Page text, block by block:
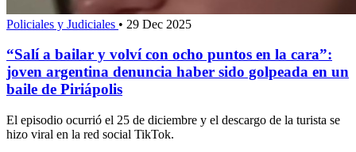
Policiales y Judiciales • 29 Dec 2025
“Salí a bailar y volví con ocho puntos en la cara”:
joven argentina denuncia haber sido golpeada en un
baile de Piriápolis
El episodio ocurrió el 25 de diciembre y el descargo de la turista se
hizo viral en la red social TikTok.